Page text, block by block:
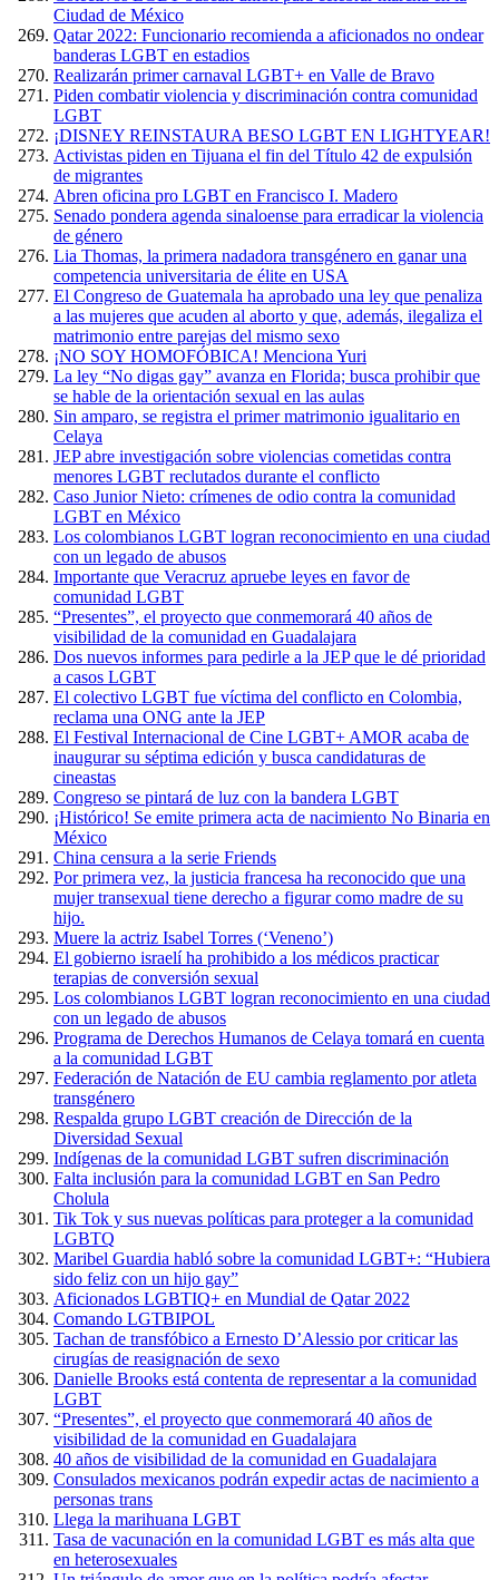
Ciudad de México
Qatar 2022: Funcionario recomienda a aficionados no ondear
banderas LGBT en estadios
Realizarán primer carnaval LGBT+ en Valle de Bravo
Piden combatir violencia y discriminación contra comunidad
LGBT
¡DISNEY REINSTAURA BESO LGBT EN LIGHTYEAR!
Activistas piden en Tijuana el fin del Título 42 de expulsión
de migrantes
Abren oficina pro LGBT en Francisco I. Madero
Senado pondera agenda sinaloense para erradicar la violencia
de género
Lia Thomas, la primera nadadora transgénero en ganar una
competencia universitaria de élite en USA
El Congreso de Guatemala ha aprobado una ley que penaliza
a las mujeres que acuden al aborto y que, además, ilegaliza el
matrimonio entre parejas del mismo sexo
¡NO SOY HOMOFÓBICA! Menciona Yuri
La ley “No digas gay” avanza en Florida; busca prohibir que
se hable de la orientación sexual en las aulas
Sin amparo, se registra el primer matrimonio igualitario en
Celaya
JEP abre investigación sobre violencias cometidas contra
menores LGBT reclutados durante el conflicto
Caso Junior Nieto: crímenes de odio contra la comunidad
LGBT en México
Los colombianos LGBT logran reconocimiento en una ciudad
con un legado de abusos
Importante que Veracruz apruebe leyes en favor de
comunidad LGBT
“Presentes”, el proyecto que conmemorará 40 años de
visibilidad de la comunidad en Guadalajara
Dos nuevos informes para pedirle a la JEP que le dé prioridad
a casos LGBT
El colectivo LGBT fue víctima del conflicto en Colombia,
reclama una ONG ante la JEP
El Festival Internacional de Cine LGBT+ AMOR acaba de
inaugurar su séptima edición y busca candidaturas de
cineastas
Congreso se pintará de luz con la bandera LGBT
¡Histórico! Se emite primera acta de nacimiento No Binaria en
México
China censura a la serie Friends
Por primera vez, la justicia francesa ha reconocido que una
mujer transexual tiene derecho a figurar como madre de su
hijo.
Muere la actriz Isabel Torres (‘Veneno’)
El gobierno israelí ha prohibido a los médicos practicar
terapias de conversión sexual
Los colombianos LGBT logran reconocimiento en una ciudad
con un legado de abusos
Programa de Derechos Humanos de Celaya tomará en cuenta
a la comunidad LGBT
Federación de Natación de EU cambia reglamento por atleta
transgénero
Respalda grupo LGBT creación de Dirección de la
Diversidad Sexual
Indígenas de la comunidad LGBT sufren discriminación
Falta inclusión para la comunidad LGBT en San Pedro
Cholula
Tik Tok y sus nuevas políticas para proteger a la comunidad
LGBTQ
Maribel Guardia habló sobre la comunidad LGBT+: “Hubiera
sido feliz con un hijo gay”
Aficionados LGBTIQ+ en Mundial de Qatar 2022
Comando LGTBIPOL
Tachan de transfóbico a Ernesto D’Alessio por criticar las
cirugías de reasignación de sexo
Danielle Brooks está contenta de representar a la comunidad
LGBT
“Presentes”, el proyecto que conmemorará 40 años de
visibilidad de la comunidad en Guadalajara
40 años de visibilidad de la comunidad en Guadalajara
Consulados mexicanos podrán expedir actas de nacimiento a
personas trans
Llega la marihuana LGBT
Tasa de vacunación en la comunidad LGBT es más alta que
en heterosexuales